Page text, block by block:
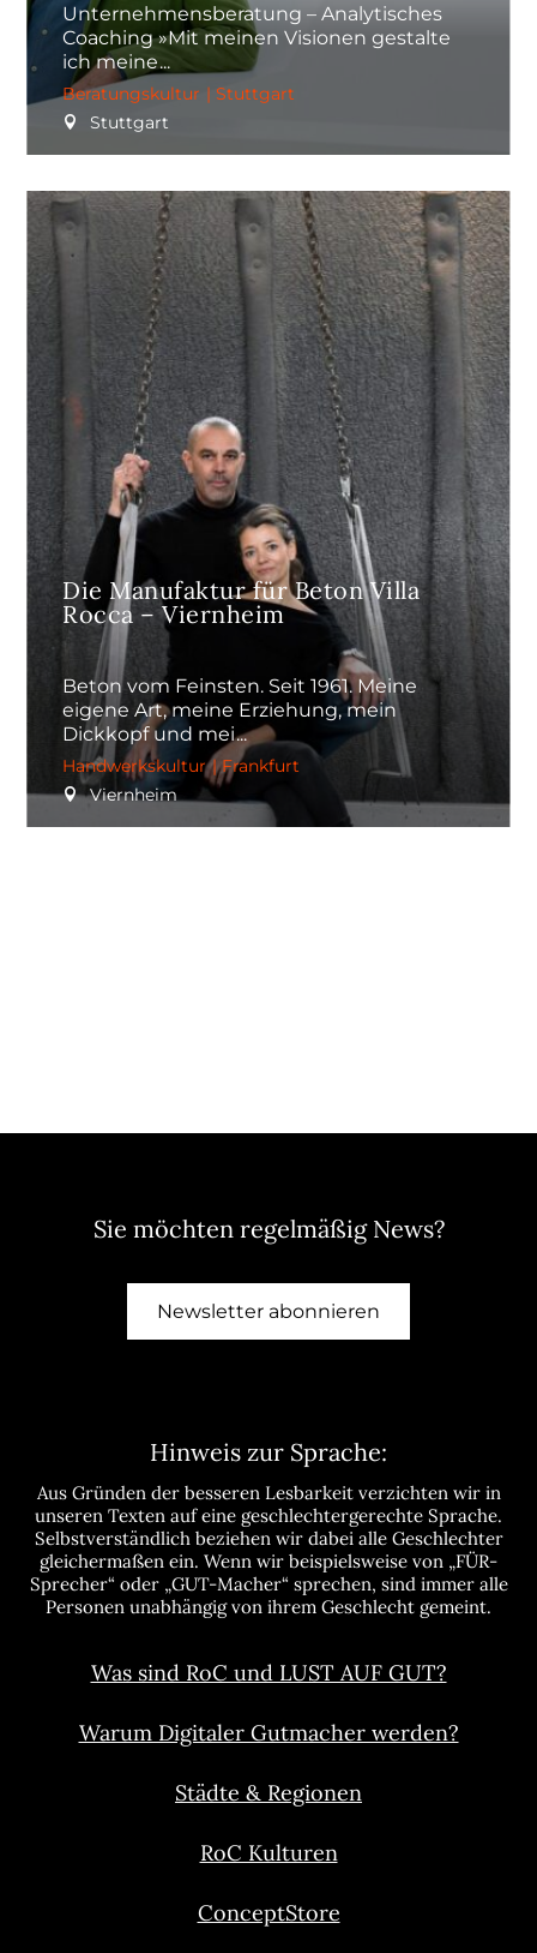
Unternehmensberatung – Analytisches
Coaching »Mit meinen Visionen gestalte
ich meine
Beratungskultur |Stuttgart
Stuttgart
Die Manufaktur für Beton Villa
Rocca – Viernheim
Beton vom Feinsten. Seit 1961. Meine
eigene Art, meine Erziehung, mein
Dickkopf und mei
Handwerkskultur |Frankfurt
Viernheim
Sie möchten regelmäßig News?
Newsletter abonnieren
Hinweis zur Sprache:
Aus Gründen der besseren Lesbarkeit verzichten wir in
unseren Texten auf eine geschlechtergerechte Sprache.
Selbstverständlich beziehen wir dabei alle Geschlechter
gleichermaßen ein. Wenn wir beispielsweise von „FÜR-
Sprecher“ oder „GUT-Macher“ sprechen, sind immer alle
Personen unabhängig von ihrem Geschlecht gemeint.
Was sind RoC und LUST AUF GUT?
Warum Digitaler Gutmacher werden?
Städte & Regionen
RoC Kulturen
ConceptStore